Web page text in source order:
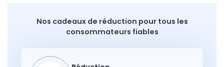
Nos cadeaux de réduction pour tous les
consommateurs fiables